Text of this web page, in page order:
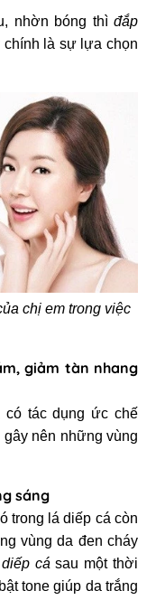
nhờn bóng thì đắp
chính là sự lựa chọn
chị em trong việc
giảm tàn nhang
có tác dụng ức chế
nên những vùng
sáng
trong lá diếp cá còn
vùng da đen cháy
cá sau một thời
tone giúp da trắng